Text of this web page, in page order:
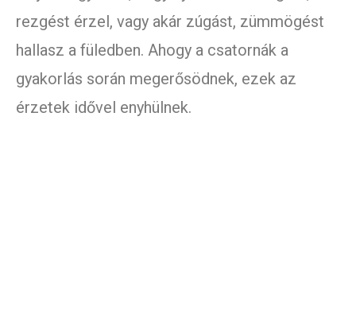
rezgést érzel, vagy akár zúgást, zümmögést
hallasz a füledben. Ahogy a csatornák a
gyakorlás során megerősödnek, ezek az
érzetek idővel enyhülnek.